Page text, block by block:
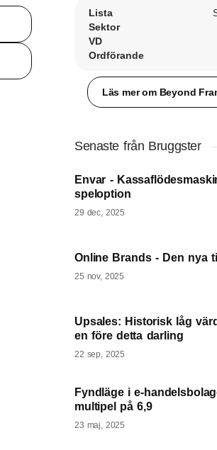
Lista
Sektor
VD
Ordförande
Läs mer om Beyond
Senaste från Bruggster
Envar -
speloption
29 dec, 2025
Online Brands - Den nya
25 nov, 2025
Upsales: Historisk låg
en före detta darling
22 sep, 2025
Fyndläge i e-
multipel på 6,9
23 maj, 2025